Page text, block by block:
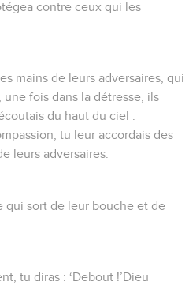
contre ceux qui les
mains de leurs adversaires, qui
fois dans la détresse, ils
du haut du ciel :
tu leur accordais des
leurs adversaires.
qui sort de leur bouche et de
tu diras : ‘Debout !’Dieu